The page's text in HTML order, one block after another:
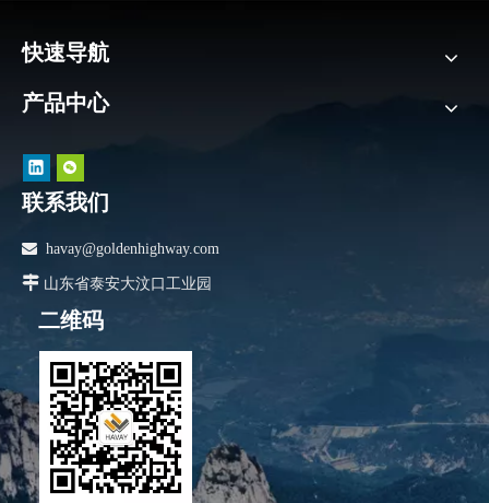
快速导航
产品中心
联系我们
 havay@goldenhighway.com
 山东省泰安大汶口工业园
二维码